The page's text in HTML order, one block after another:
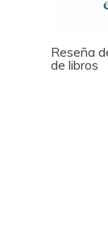
Reseña
de libros